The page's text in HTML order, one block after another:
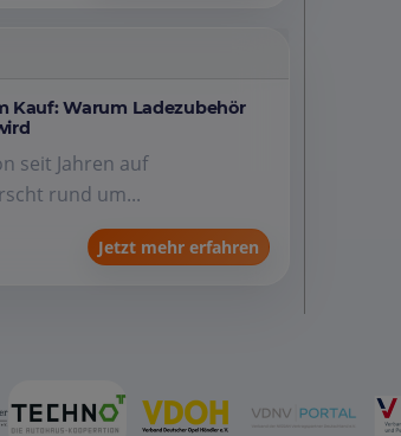
Kauf: Warum Ladezubehör
seit Jahren auf
rund um...
Jetzt mehr erfahren